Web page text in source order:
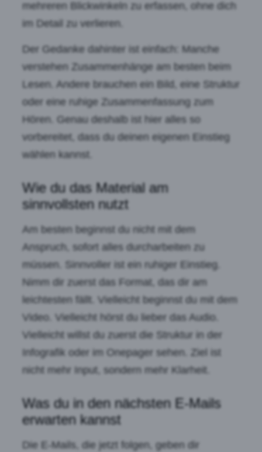
mehreren Blickwinkeln zu erfassen, ohne dich
im Detail zu verlieren.
Der Gedanke dahinter ist einfach: Manche
verstehen Zusammenhänge am besten beim
Lesen. Andere brauchen ein Bild, eine Struktur
oder eine ruhige Zusammenfassung zum
Hören. Genau deshalb ist hier alles so
vorbereitet, dass du deinen eigenen Einstieg
wählen kannst.
Wie du das Material am
sinnvollsten nutzt
Am besten beginnst du nicht mit dem
Anspruch, sofort alles durcharbeiten zu
müssen. Sinnvoller ist ein ruhiger Einstieg.
Nimm dir zuerst das Format, das dir am
leichtesten fällt. Vielleicht beginnst du mit dem
Video. Vielleicht hörst du lieber das Audio.
Vielleicht willst du zuerst die Struktur in der
Infografik oder im Onepager sehen. Ziel ist
nicht mehr Input, sondern mehr Klarheit.
Was du in den nächsten E-Mails
erwarten kannst
Die E-Mails, die jetzt folgen, geben dir